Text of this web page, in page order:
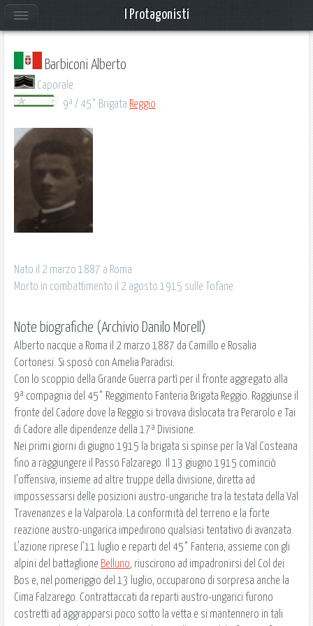
Barbiconi Alberto
Caporale
9ª / 45° Brigata Reggio
Nato il 2 marzo 1887 a Roma
Morto in combattimento il 2 agosto 1915 sulle Tofane
Note biografiche (Archivio Danilo Morell)
Alberto nacque a Roma il 2 marzo 1887 da Camillo e Rosalia
Cortonesi. Si sposò con Amelia Paradisi.
Con lo scoppio della Grande Guerra partì per il fronte aggregato alla
9ª compagnia del 45° Reggimento Fanteria Brigata Reggio. Raggiunse il
fronte del Cadore dove la Reggio si trovava dislocata tra Perarolo e Tai
di Cadore alle dipendenze della 17ª Divisione.
Nei primi giorni di giugno 1915 la brigata si spinse per la Val Costeana
fino a raggiungere il Passo Falzarego. Il 13 giugno 1915 cominciò
l’offensiva, insieme ad altre truppe della divisione, diretta ad
impossessarsi delle posizioni austro-ungariche tra la testata della Val
Travenanzes e la Valparola. La conformità del terreno e la forte
reazione austro-ungarica impedirono qualsiasi tentativo di avanzata.
L’azione riprese l’11 luglio e reparti del 45° Fanteria, assieme con gli
alpini del battaglione Belluno, riuscirono ad impadronirsi del Col dei
Bos e, nel pomeriggio del 13 luglio, occuparono di sorpresa anche la
Cima Falzarego. Contrattaccati da reparti austro-ungarici furono
costretti ad aggrapparsi poco sotto la vetta e si mantennero in tali
I Protagonisti